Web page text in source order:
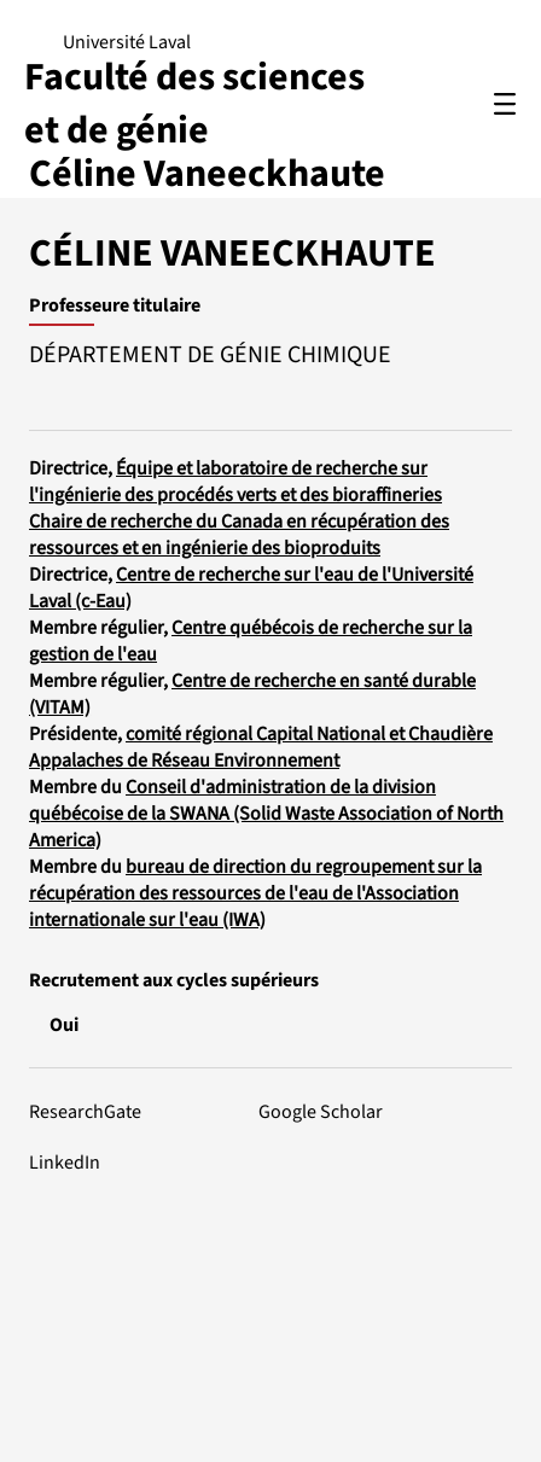
Céline Vaneeckhaute
Université Laval
Faculté des sciences
et de génie
CÉLINE VANEECKHAUTE
Professeure titulaire
DÉPARTEMENT DE GÉNIE CHIMIQUE
Directrice,Équipe et laboratoire de recherche sur
l'ingénierie des procédés verts et des bioraffineries
Chaire de recherche du Canada en récupération des
ressources et en ingénierie des bioproduits
Directrice,Centre de recherche sur l'eau de l'Université
Laval (c-Eau)
Membre régulier,Centre québécois de recherche sur la
gestion de l'eau
Membre régulier,Centre de recherche en santé durable
(VITAM)
Présidente,comité régional Capital National et Chaudière
Appalaches de Réseau Environnement
Membre duConseil d'administration de la division
québécoise de la SWANA (Solid Waste Association of North
America)
Membre du bureau de direction du regroupement sur la
récupération des ressources de l'eau de l'Association
internationale sur l'eau (IWA)
Recrutement aux cycles supérieurs
Oui
ResearchGate
Google Scholar
LinkedIn